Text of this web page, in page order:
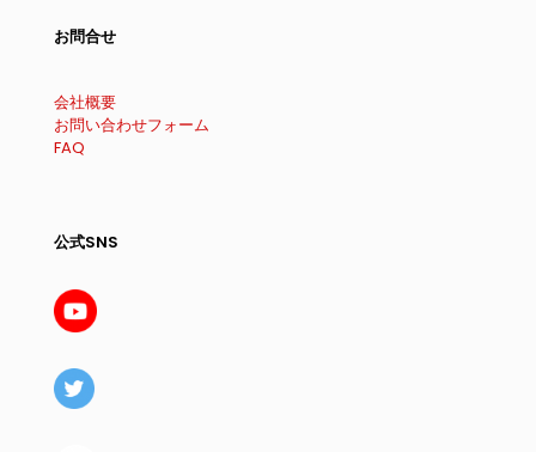
お問合せ
会社概要
お問い合わせフォーム
FAQ
公式SNS